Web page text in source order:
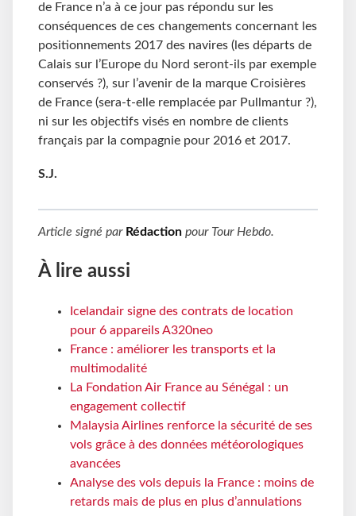
de France n’a à ce jour pas répondu sur les
conséquences de ces changements concernant les
positionnements 2017 des navires (les départs de
Calais sur l’Europe du Nord seront-ils par exemple
conservés ?), sur l’avenir de la marque Croisières
de France (sera-t-elle remplacée par Pullmantur ?),
ni sur les objectifs visés en nombre de clients
français par la compagnie pour 2016 et 2017.
S.J.
Article signé par Rédaction pour Tour Hebdo.
À lire aussi
Icelandair signe des contrats de location
pour 6 appareils A320neo
France : améliorer les transports et la
multimodalité
La Fondation Air France au Sénégal : un
engagement collectif
Malaysia Airlines renforce la sécurité de ses
vols grâce à des données météorologiques
avancées
Analyse des vols depuis la France : moins de
retards mais de plus en plus d’annulations